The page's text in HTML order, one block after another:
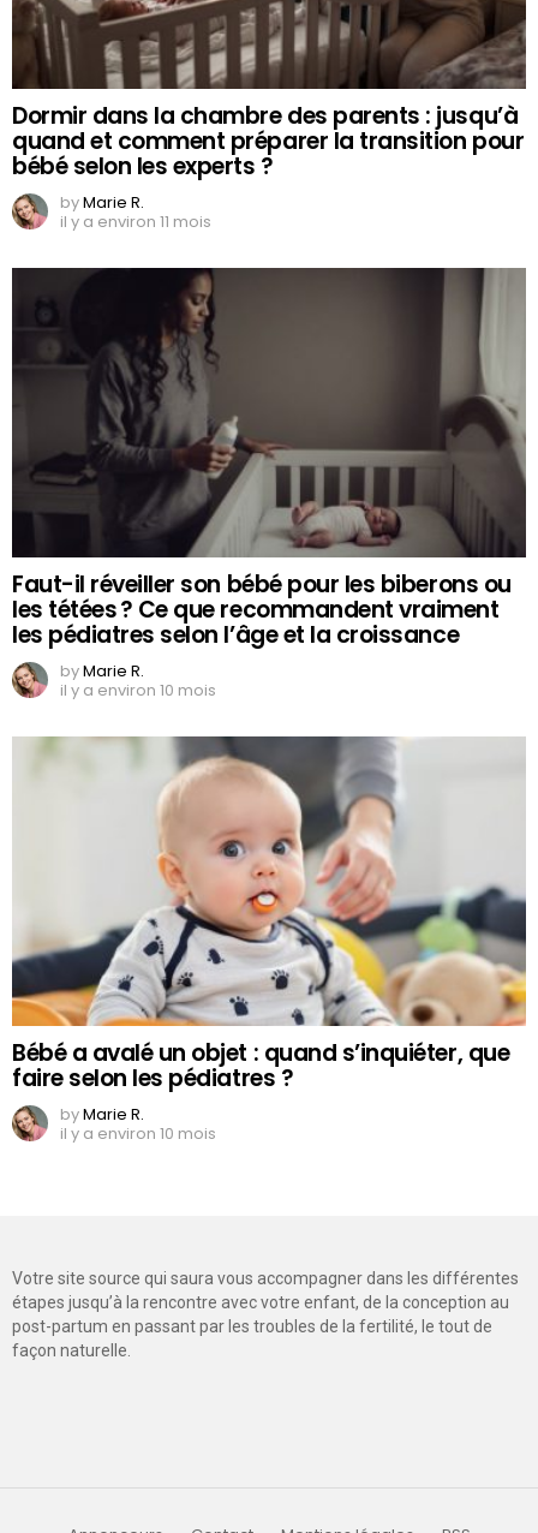
Dormir dans la chambre des parents : jusqu’à
quand et comment préparer la transition pour
bébé selon les experts ?
byMarie R.
il y a environ 11 mois
Faut-il réveiller son bébé pour les biberons ou
les tétées ? Ce que recommandent vraiment
les pédiatres selon l’âge et la croissance
byMarie R.
il y a environ 10 mois
Bébé a avalé un objet : quand s’inquiéter, que
faire selon les pédiatres ?
byMarie R.
il y a environ 10 mois
Votre site source qui saura vous accompagner dans les différentes
étapes jusqu’à la rencontre avec votre enfant, de la conception au
post-partum en passant par les troubles de la fertilité, le tout de
façon naturelle.